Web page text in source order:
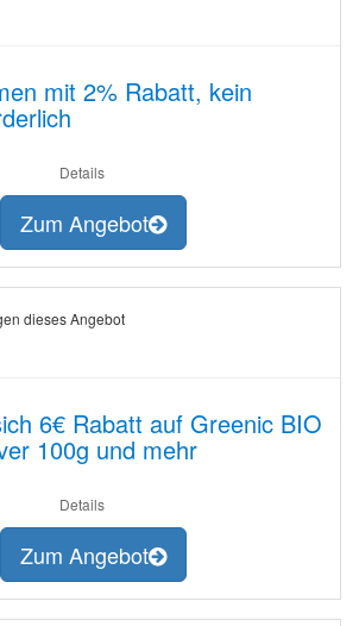
mit 2% Rabatt, kein
Details
Zum Angebot
dieses Angebot
6€ Rabatt auf Greenic BIO
100g und mehr
Details
Zum Angebot